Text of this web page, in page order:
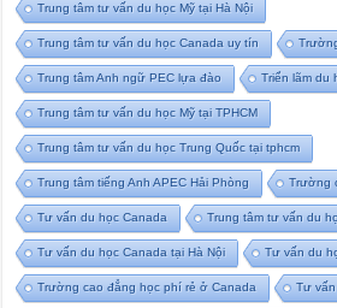
Trung tâm tư vấn du học Mỹ tại Hà Nội
Trung tâm tư vấn du học Canada uy tín
Trung tâm Anh ngữ PEC lựa đào Triển lãm du
Trung tâm tư vấn du học Mỹ tại TPHCM
Trung tâm tư vấn du học Trung Quốc tại tphcm
Trung tâm tiếng Anh APEC Hải Phòng Trường
Tư vấn du học Canada Trung tâm tư vấn du
Tư vấn du học Canada tại Hà Nội Tư vấn du
Trường cao đẳng học phí rẻ ở Canada Tư